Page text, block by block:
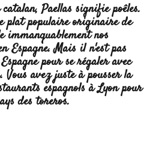
Paellas signifie poêles.
plat populaire originaire de
immanquablement nos
Espagne. Mais il n'est pas
pour se régaler avec
Vous avez juste à pousser la
espagnols à Lyon pour
des toreros.